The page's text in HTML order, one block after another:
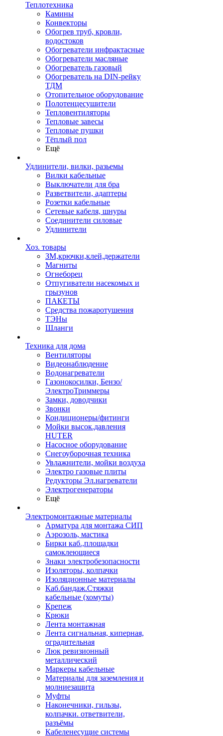
Теплотехника
Камины
Конвекторы
Обогрев труб, кровли,
водостоков
Обогреватели инфрактасные
Обогреватели масляные
Обогреватель газовый
Обогреватель на DIN-рейку
ТДМ
Отопительное оборудование
Полотенцесушители
Тепловентиляторы
Тепловые завесы
Тепловые пушки
Тёплый пол
Ещё
Удлинители, вилки, разьемы
Вилки кабельные
Выключатели для бра
Разветвители, адаптеры
Розетки кабельные
Сетевые кабеля, шнуры
Соединители силовые
Удлинители
Хоз. товары
ЗМ,крючки,клей,держатели
Магниты
Огнеборец
Отпугиватели насекомых и
грызунов
ПАКЕТЫ
Средства пожаротушения
ТЭНы
Шланги
Техника для дома
Вентиляторы
Видеонаблюдение
Водонагреватели
Газонокосилки, Бензо/
ЭлектроТриммеры
Замки, доводчики
Звонки
Кондиционеры/фитинги
Мойки высок.давления
HUTER
Насосное оборудование
Снегоуборочная техника
Увлажнители, мойки воздуха
Электро газовые плиты
Редукторы Эл.нагреватели
Электрогенераторы
Ещё
Электромонтажные материалы
Арматура для монтажа СИП
Аэрозоль, мастика
Бирки каб.,площадки
самоклеющиеся
Знаки электробезопасности
Изоляторы, колпачки
Изоляционные материалы
Каб.бандаж.Стяжки
кабельные (хомуты)
Крепеж
Крюки
Лента монтажная
Лента сигнальная, киперная,
оградительная
Люк ревизионный
металлический
Маркеры кабельные
Материалы для заземления и
молниезащита
Муфты
Наконечники, гильзы,
колпачки. ответвители,
разъёмы
Кабеленесущие системы